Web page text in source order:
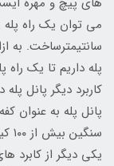
سانتیمترساخت. به
پله داریم تا یک راه
کاربرد دیگر پانل
پانل پله به عنوان
سنگین بیش از ۱۰۰ کیلوگرم را قرار دهیم است.
یکی دیگر از کابرد